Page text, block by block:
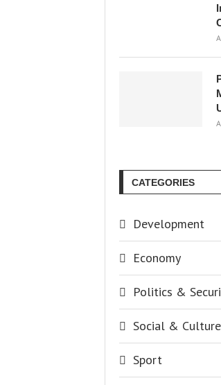
CATEGORIES
Development
Economy
Politics &
Social & Culture
Sport